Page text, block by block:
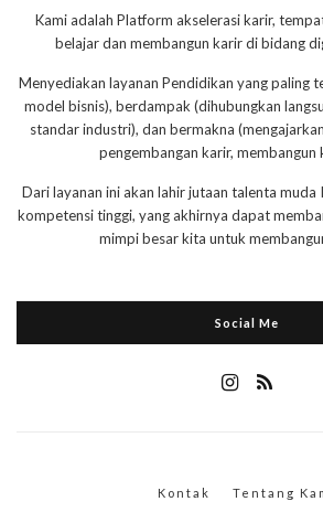
Kami adalah Platform akselerasi karir,
belajar dan membangun karir di bidang
Menyediakan layanan Pendidikan yang paling
model bisnis), berdampak (dihubungkan
standar industri), dan bermakna
pengembangan karir, membangun
Dari layanan ini akan lahir jutaan talenta muda
kompetensi tinggi, yang akhirnya dapat
mimpi besar kita untuk
Social Me
Kontak Tentang